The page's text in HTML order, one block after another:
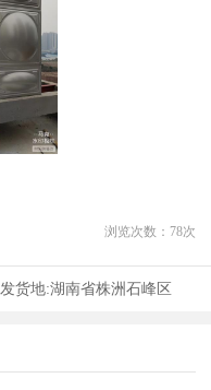
浏览次数： 78次
发货地:湖南省株洲石峰区